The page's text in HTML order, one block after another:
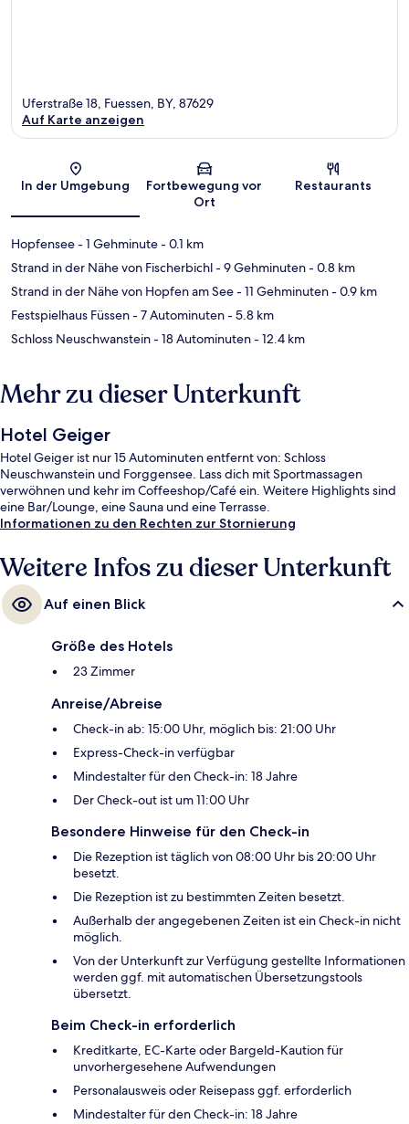
Karte
Uferstraße 18, Fuessen, BY, 87629
Auf Karte anzeigen
In der Umgebung
Fortbewegung vor
Ort
Restaurants
Hopfensee- 1 Gehminute- 0.1 km
Strand in der Nähe von Fischerbichl- 9 Gehminuten- 0.8 km
Strand in der Nähe von Hopfen am See- 11 Gehminuten- 0.9 km
Festspielhaus Füssen- 7 Autominuten- 5.8 km
Schloss Neuschwanstein- 18 Autominuten- 12.4 km
Mehr zu dieser Unterkunft
Hotel Geiger
Hotel Geiger ist nur 15 Autominuten entfernt von: Schloss
Neuschwanstein und Forggensee. Lass dich mit Sportmassagen
verwöhnen und kehr im Coffeeshop/Café ein. Weitere Highlights sind
eine Bar/Lounge, eine Sauna und eine Terrasse.
Informationen zu den Rechten zur Stornierung
Weitere Infos zu dieser Unterkunft
Auf einen Blick
Größe des Hotels
23 Zimmer
Anreise/Abreise
Check-in ab: 15:00 Uhr, möglich bis: 21:00 Uhr
Express-Check-in verfügbar
Mindestalter für den Check-in: 18 Jahre
Der Check-out ist um 11:00 Uhr
Besondere Hinweise für den Check-in
Die Rezeption ist täglich von 08:00 Uhr bis 20:00 Uhr
besetzt.
Die Rezeption ist zu bestimmten Zeiten besetzt.
Außerhalb der angegebenen Zeiten ist ein Check-in nicht
möglich.
Von der Unterkunft zur Verfügung gestellte Informationen
werden ggf. mit automatischen Übersetzungstools
übersetzt.
Beim Check-in erforderlich
Kreditkarte, EC-Karte oder Bargeld-Kaution für
unvorhergesehene Aufwendungen
Personalausweis oder Reisepass ggf. erforderlich
Mindestalter für den Check-in: 18 Jahre